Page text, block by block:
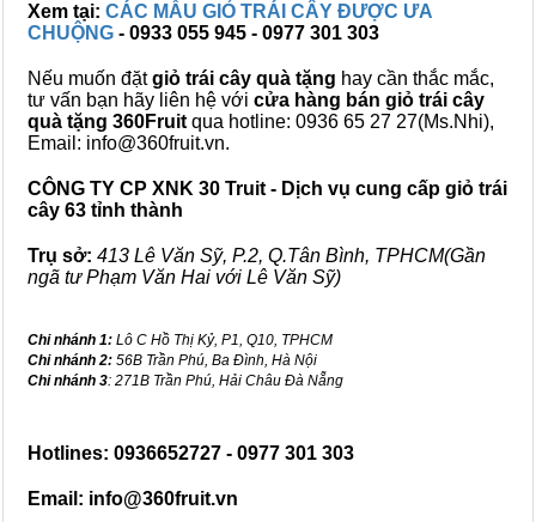
Xem tại: CÁC MẪU GIỎ TRÁI CÂY ĐƯỢC ƯA
CHUỘNG - 0933 055 945 - 0977 301 303
Nếu muốn đặtgiỏ trái cây quà tặng hay cần thắc mắc,
tư vấn bạn hãy liên hệ với cửa hàng bán giỏ trái cây
quà tặng 360Fruit qua hotline: 0936 65 27 27(Ms.Nhi),
Email: info@360fruit.vn.
CÔNG TY CP XNK 30 Truit - Dịch vụ cung cấp giỏ trái
cây 63 tỉnh thành
Trụ sở: 413 Lê Văn Sỹ, P.2, Q.Tân Bình, TPHCM(Gần
ngã tư Phạm Văn Hai với Lê Văn Sỹ)
Chi nhánh 1: Lô C Hồ Thị Kỷ, P1, Q10, TPHCM
Chi nhánh 2: 56B Trần Phú, Ba Đình, Hà Nội
Chi nhánh 3: 271B Trần Phú, Hải Châu Đà Nẵng
Hotlines: 0936652727 - 0977 301 303
Email: info@360fruit.vn